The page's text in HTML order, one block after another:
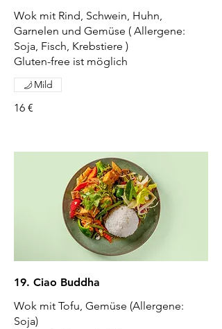
Wok mit Rind, Schwein, Huhn,
Garnelen und Gemüse ( Allergene:
Soja, Fisch, Krebstiere )
Gluten-free ist möglich
16 €
Mild
19. Ciao Buddha
Wok mit Tofu, Gemüse (Allergene:
Soja)